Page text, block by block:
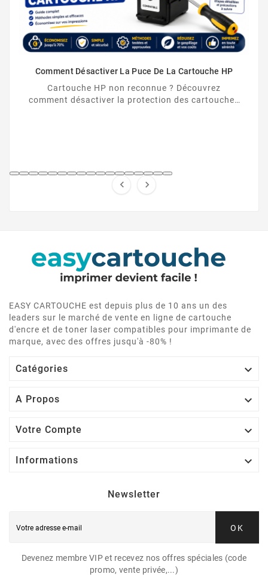
Comment Désactiver La Puce De La Cartouche HP
Cartouche HP non reconnue ? Découvrez
comment désactiver la protection des cartouches
 
EASY CARTOUCHE est depuis plus de 10 ans un des
leaders sur le marché de vente en ligne de cartouche
d'encre et de toner laser compatibles pour imprimante de
marque, avec des offres jusqu'à -80% !
Catégories 
A Propos 
Votre Compte 
Informations 
Newsletter
OK
Devenez membre VIP et recevez nos offres spéciales (code
promo, vente privée,...)